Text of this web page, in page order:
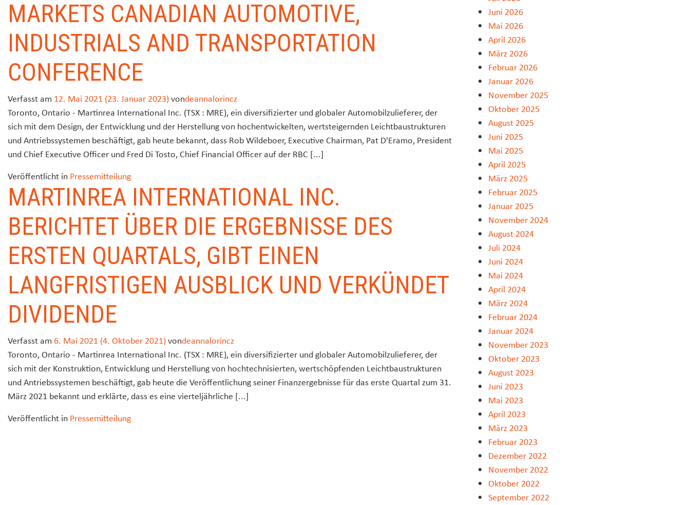
MARKETS CANADIAN AUTOMOTIVE,
INDUSTRIALS AND TRANSPORTATION
CONFERENCE
Verfasst am 12. Mai 2021 (23. Januar 2023)vondeannalorincz
Toronto, Ontario - Martinrea International Inc. (TSX : MRE), ein diversifizierter und globaler Automobilzulieferer, der
sich mit dem Design, der Entwicklung und der Herstellung von hochentwickelten, wertsteigernden Leichtbaustrukturen
und Antriebssystemen beschäftigt, gab heute bekannt, dass Rob Wildeboer, Executive Chairman, Pat D'Eramo, President
und Chief Executive Officer und Fred Di Tosto, Chief Financial Officer auf der RBC [...]
Veröffentlicht in Pressemitteilung
MARTINREA INTERNATIONAL INC.
BERICHTET ÜBER DIE ERGEBNISSE DES
ERSTEN QUARTALS, GIBT EINEN
LANGFRISTIGEN AUSBLICK UND VERKÜNDET
DIVIDENDE
Verfasst am 6. Mai 2021 (4. Oktober 2021)vondeannalorincz
Toronto, Ontario - Martinrea International Inc. (TSX : MRE), ein diversifizierter und globaler Automobilzulieferer, der
sich mit der Konstruktion, Entwicklung und Herstellung von hochtechnisierten, wertschöpfenden Leichtbaustrukturen
und Antriebssystemen beschäftigt, gab heute die Veröffentlichung seiner Finanzergebnisse für das erste Quartal zum 31.
März 2021 bekannt und erklärte, dass es eine vierteljährliche [...]
Veröffentlicht in Pressemitteilung
Juni 2026
Mai 2026
April 2026
März 2026
Februar 2026
Januar 2026
November 2025
Oktober 2025
August 2025
Juni 2025
Mai 2025
April 2025
März 2025
Februar 2025
Januar 2025
November 2024
August 2024
Juli 2024
Juni 2024
Mai 2024
April 2024
März 2024
Februar 2024
Januar 2024
November 2023
Oktober 2023
August 2023
Juni 2023
Mai 2023
April 2023
März 2023
Februar 2023
Dezember 2022
November 2022
Oktober 2022
September 2022